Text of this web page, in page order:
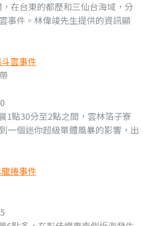
在台東的都歷和三仙台海域，分
事件。林偉竣先生提供的資訊顯
雲事件
1點30分至2點之間，雲林箔子寮
一個迷你超級單體風暴的影響，出
捲事件